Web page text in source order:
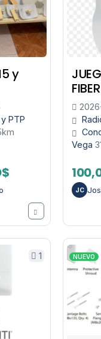
y
PTP
Vega
JC
1 NUEVO